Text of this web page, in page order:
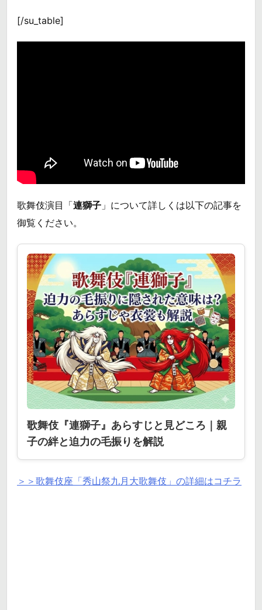
[/su_table]
歌舞伎演目「連獅子 」について詳しくは以下の記事を
御覧ください。
歌舞伎『連獅子』あらすじと見どころ｜親
子の絆と迫力の毛振りを解説
＞＞歌舞伎座「秀山祭九月大歌舞伎」の詳細はコチラ